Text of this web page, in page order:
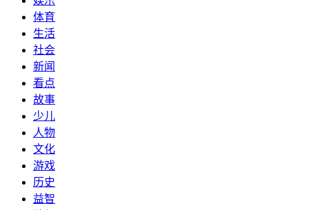
体育
生活
社会
新闻
看点
故事
少儿
人物
文化
游戏
历史
益智